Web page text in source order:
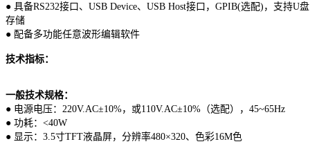
● 具备RS232接口、USB Device、USB Host接口，GPIB(选配)，支持U盘
存储
● 配备多功能任意波形编辑软件
技术指标：
一般技术规格：
● 电源电压：220V.AC±10%，或110V.AC±10%（选配），45~65Hz
● 功耗：<40W
● 显示：3.5寸TFT液晶屏，分辨率480×320、色彩16M色